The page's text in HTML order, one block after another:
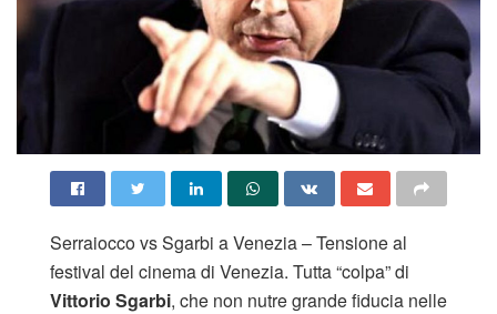
Serraiocco vs Sgarbi a Venezia – Tensione al
festival del cinema di Venezia. Tutta “colpa” di
Vittorio Sgarbi, che non nutre grande fiducia nelle